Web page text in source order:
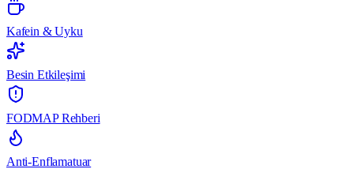
Kafein & Uyku
Besin Etkileşimi
FODMAP Rehberi
Anti-Enflamatuar